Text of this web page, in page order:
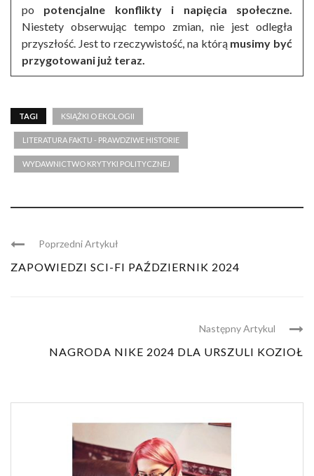
po potencjalne konflikty i napięcia społeczne.
Niestety obserwując tempo zmian, nie jest odległa
przyszłość. Jest to rzeczywistość, na którą musimy być
przygotowani już teraz.
TAGI KSIĄŻKI O EKOLOGII
LITERATURA FAKTU - PRAWDZIWE HISTORIE
WYDAWNICTWO KRYTYKI POLITYCZNEJ
Poprzedni Artykuł
ZAPOWIEDZI SCI-FI PAŹDZIERNIK 2024
Następny Artykul
NAGRODA NIKE 2024 DLA URSZULI KOZIOŁ